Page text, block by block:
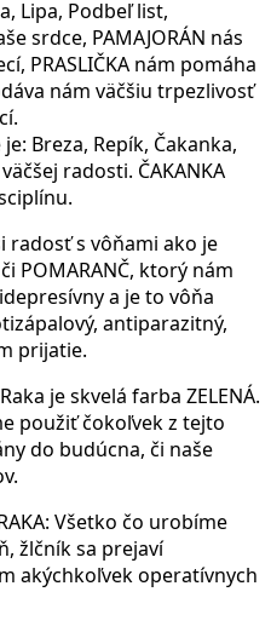
Lipa, Podbeľ list,
srdce, PAMAJORÁN nás
PRASLIČKA nám pomáha
nám väčšiu trpezlivosť
Breza, Repík, Čakanka,
radosti. ČAKANKA
radosť s vôňami ako je
či POMARANČ, ktorý nám
a je to vôňa
antiparazitný,
prijatie.
je skvelá farba ZELENÁ.
použiť čokoľvek z tejto
do budúcna, či naše
Všetko čo urobíme
žlčník sa prejaví
akýchkoľvek operatívnych